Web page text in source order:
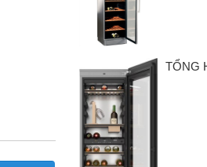
được
mở
bởi
TỔNG